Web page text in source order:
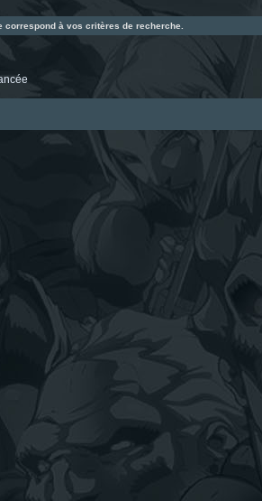
correspond à vos critères de recherche.